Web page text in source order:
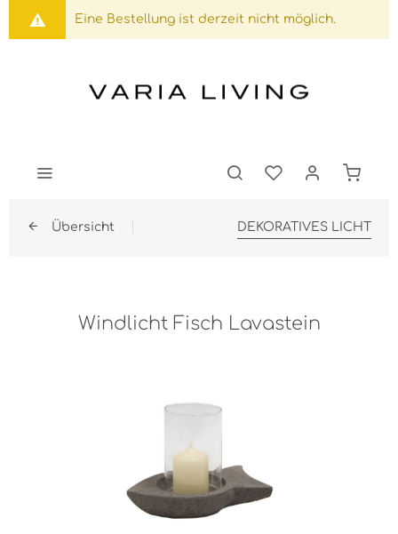
Eine Bestellung ist derzeit nicht möglich.
Übersicht DEKORATIVES LICHT
Windlicht Fisch Lavastein